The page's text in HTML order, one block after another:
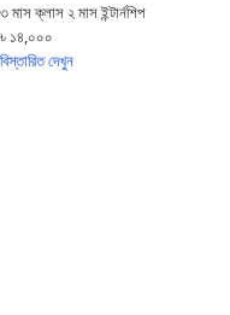
৩ মাস ক্লাস ২ মাস ইন্টার্নশিপ
৳ ১৪,০০০
বিস্তারিত দেখুন